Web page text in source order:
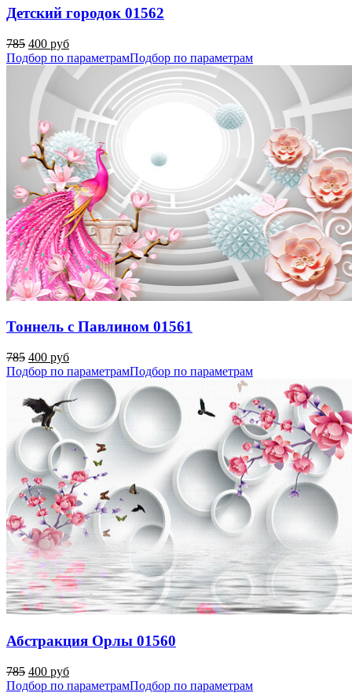
Детский городок 01562
785 400 руб
Подбор по параметрамПодбор по параметрам
Тоннель с Павлином 01561
785 400 руб
Подбор по параметрамПодбор по параметрам
Абстракция Орлы 01560
785 400 руб
Подбор по параметрамПодбор по параметрам